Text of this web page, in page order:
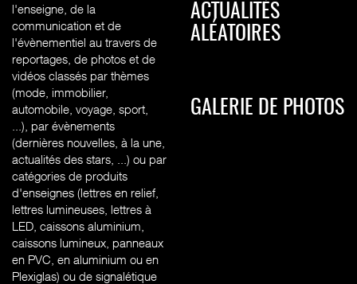
l'enseigne, de la
communication et de
l'évènementiel au travers de
reportages, de photos et de
vidéos classés par thèmes
(mode, immobilier,
automobile, voyage, sport,
...), par évènements
(dernières nouvelles, à la une,
actualités des stars, ...) ou par
catégories de produits
d'enseignes (lettres en relief,
lettres lumineuses, lettres à
LED, caissons aluminium,
caissons lumineux, panneaux
en PVC, en aluminium ou en
Plexiglas) ou de signalétique
ACTUALITÉS
ALÉATOIRES
GALERIE DE PHOTOS